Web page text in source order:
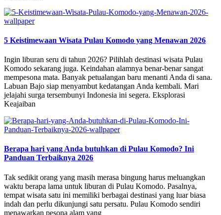
5 Keistimewaan Wisata Pulau Komodo yang Menawan 2026
Ingin liburan seru di tahun 2026? Pilihlah destinasi wisata Pulau
Komodo sekarang juga. Keindahan alamnya benar-benar sangat
mempesona mata. Banyak petualangan baru menanti Anda di sana.
Labuan Bajo siap menyambut kedatangan Anda kembali. Mari
jelajahi surga tersembunyi Indonesia ini segera. Eksplorasi
Keajaiban
Berapa hari yang Anda butuhkan di Pulau Komodo? Ini
Panduan Terbaiknya 2026
Tak sedikit orang yang masih merasa bingung harus meluangkan
waktu berapa lama untuk liburan di Pulau Komodo. Pasalnya,
tempat wisata satu ini memiliki berbagai destinasi yang luar biasa
indah dan perlu dikunjungi satu persatu. Pulau Komodo sendiri
menawarkan pesona alam yang